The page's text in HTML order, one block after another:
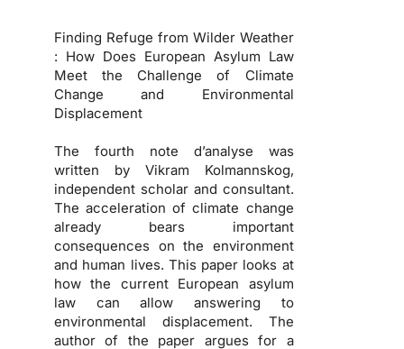
Finding Refuge from Wilder Weather
: How Does European Asylum Law
Meet the Challenge of Climate
Change and Environmental
Displacement
The fourth note d’analyse was
written by Vikram Kolmannskog,
independent scholar and consultant.
The acceleration of climate change
already bears important
consequences on the environment
and human lives. This paper looks at
how the current European asylum
law can allow answering to
environmental displacement. The
author of the paper argues for a